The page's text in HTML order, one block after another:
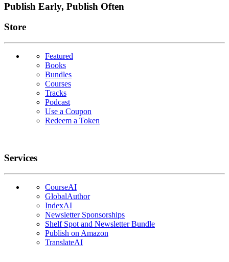
Publish Early, Publish Often
Links
Store
Featured
Books
Bundles
Courses
Tracks
Podcast
Use a Coupon
Redeem a Token
Services
CourseAI
GlobalAuthor
IndexAI
Newsletter Sponsorships
Shelf Spot and Newsletter Bundle
Publish on Amazon
TranslateAI